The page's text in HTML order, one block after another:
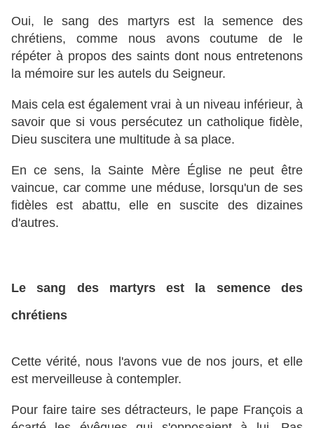
Oui, le sang des martyrs est la semence des
chrétiens, comme nous avons coutume de le
répéter à propos des saints dont nous entretenons
la mémoire sur les autels du Seigneur.
Mais cela est également vrai à un niveau inférieur, à
savoir que si vous persécutez un catholique fidèle,
Dieu suscitera une multitude à sa place.
En ce sens, la Sainte Mère Église ne peut être
vaincue, car comme une méduse, lorsqu'un de ses
fidèles est abattu, elle en suscite des dizaines
d'autres.
Le sang des martyrs est la semence des
chrétiens
Cette vérité, nous l'avons vue de nos jours, et elle
est merveilleuse à contempler.
Pour faire taire ses détracteurs, le pape François a